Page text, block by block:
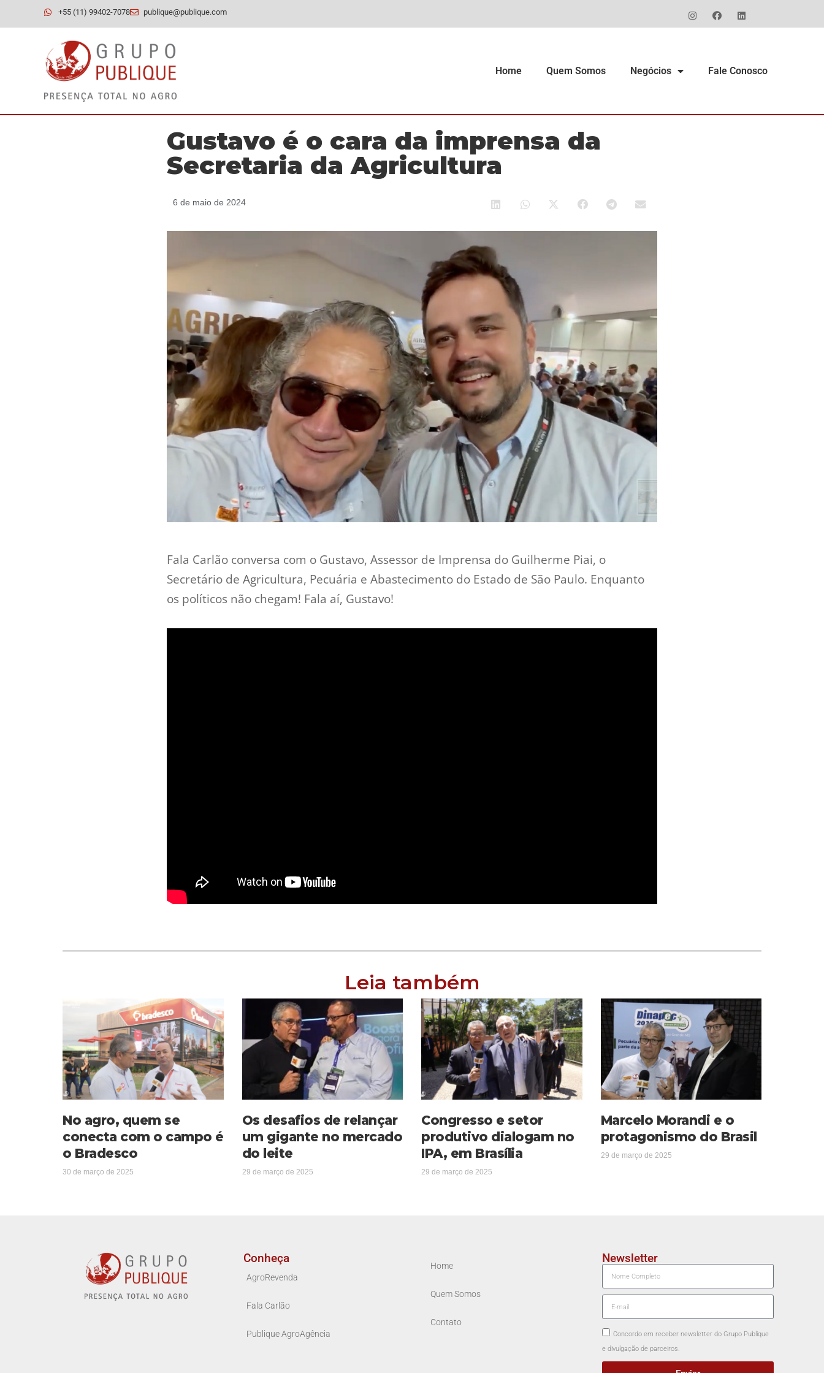
+55 (11) 99402-7078 publique@publique.com
Home Quem Somos Negócios Fale Conosco
Gustavo é o cara da imprensa da
Secretaria da Agricultura
6 de maio de 2024
Fala Carlão conversa com o Gustavo, Assessor de Imprensa do Guilherme Piai, o
Secretário de Agricultura, Pecuária e Abastecimento do Estado de São Paulo. Enquanto
os políticos não chegam! Fala aí, Gustavo!
Leia também
No agro, quem se
conecta com o campo é
o Bradesco
30 de março de 2025
Os desafios de relançar
um gigante no mercado
do leite
29 de março de 2025
Congresso e setor
produtivo dialogam no
IPA, em Brasília
29 de março de 2025
Marcelo Morandi e o
protagonismo do Brasil
29 de março de 2025
Conheça
AgroRevenda
Fala Carlão
Publique AgroAgência
Home
Quem Somos
Contato
Newsletter
Concordo em receber newsletter do Grupo Publique
e divulgação de parceiros.